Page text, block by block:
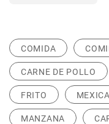
COMIDA
CARNE DE POLLO
FRITO
MANZANA